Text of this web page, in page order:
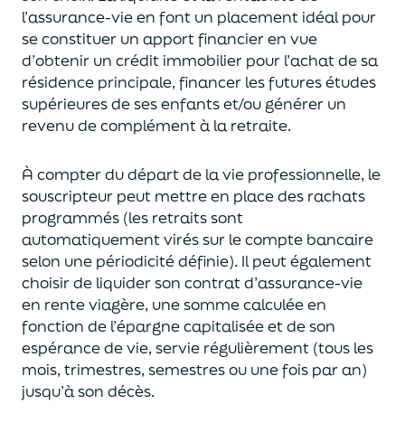
l’assurance-vie en font un placement idéal pour
se constituer un apport financier en vue
d’obtenir un crédit immobilier pour l’achat desa
résidence principale, financer les futures études
supérieures de ses enfantset/ou générer un
revenu de complément à la retraite.
À compter du départ de la vie professionnelle, le
souscripteur peut mettre en place des rachats
programmés (les retraits sont
automatiquement virés sur le compte bancaire
selon une périodicité définie). Il peut également
choisirde liquider son contrat d’assurance-vie
en rente viagère, une somme calculée en
fonction de l’épargne capitalisée et deson
espérance de vie, servie régulièrement (tous les
mois, trimestres, semestres ou une fois par an)
jusqu’à son décès.